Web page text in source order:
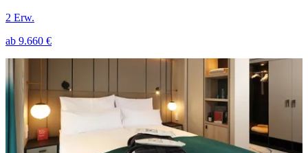
2 Erw.
ab 9.660 €